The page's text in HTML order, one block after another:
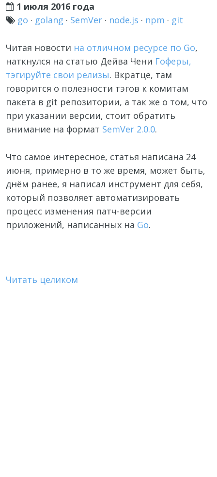
1 июля 2016 года
go · golang · SemVer · node.js · npm · git
Читая новости на отличном ресурсе по Go,
наткнулся на статью Дейва Чени Гоферы,
тэгируйте свои релизы. Вкратце, там
говорится о полезности тэгов к комитам
пакета в git репозитории, а так же о том, что
при указании версии, стоит обратить
внимание на формат SemVer 2.0.0.
Что самое интересное, статья написана 24
июня, примерно в то же время, может быть,
днём ранее, я написал инструмент для себя,
который позволяет автоматизировать
процесс изменения патч-версии
приложений, написанных на Go.
Читать целиком